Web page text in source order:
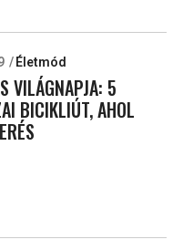
Életmód
VILÁGNAPJA: 5
BICIKLIÚT, AHOL